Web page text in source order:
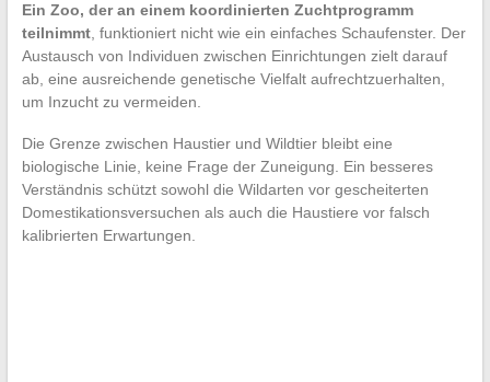
Ein Zoo, der an einem koordinierten Zuchtprogramm
teilnimmt, funktioniert nicht wie ein einfaches Schaufenster. Der
Austausch von Individuen zwischen Einrichtungen zielt darauf
ab, eine ausreichende genetische Vielfalt aufrechtzuerhalten,
um Inzucht zu vermeiden.
Die Grenze zwischen Haustier und Wildtier bleibt eine
biologische Linie, keine Frage der Zuneigung. Ein besseres
Verständnis schützt sowohl die Wildarten vor gescheiterten
Domestikationsversuchen als auch die Haustiere vor falsch
kalibrierten Erwartungen.